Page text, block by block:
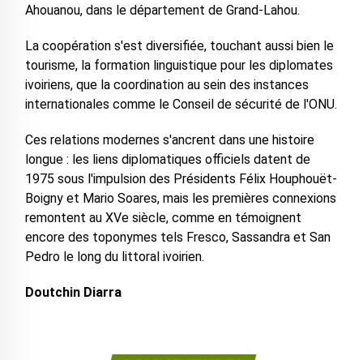
Ahouanou, dans le département de Grand-Lahou.
La coopération s'est diversifiée, touchant aussi bien le
tourisme, la formation linguistique pour les diplomates
ivoiriens, que la coordination au sein des instances
internationales comme le Conseil de sécurité de l'ONU.
Ces relations modernes s'ancrent dans une histoire
longue : les liens diplomatiques officiels datent de
1975 sous l'impulsion des Présidents Félix Houphouët-
Boigny et Mario Soares, mais les premières connexions
remontent au XVe siècle, comme en témoignent
encore des toponymes tels Fresco, Sassandra et San
Pedro le long du littoral ivoirien.
Doutchin Diarra